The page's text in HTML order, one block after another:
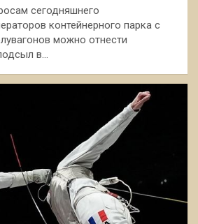
сегодняшнего
контейнерного парка с
можно отнести
в…